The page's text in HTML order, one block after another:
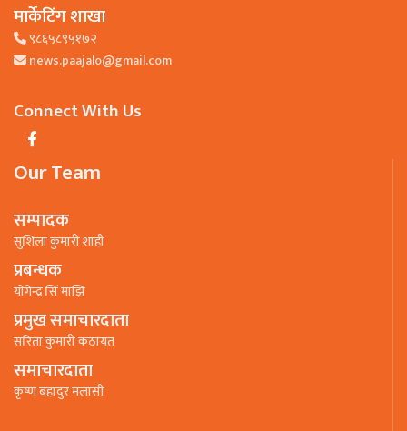
मार्केटिंग शाखा
९८६५८९५१७२
news.paajalo@gmail.com
Connect With Us
Our Team
सम्पादक
सुशिला कुमारी शाही
प्रबन्धक
याेगेन्द्र सिं माझि
प्रमुख समाचारदाता
सरिता कुमारी कठायत
समाचारदाता
कृष्ण बहादुर मलासी